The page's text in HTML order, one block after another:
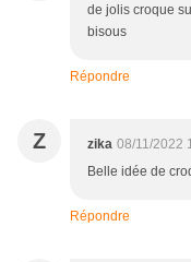
de jolis croque
bisous
Répondre
Z zika 08/11/2022
Belle idée de
Répondre